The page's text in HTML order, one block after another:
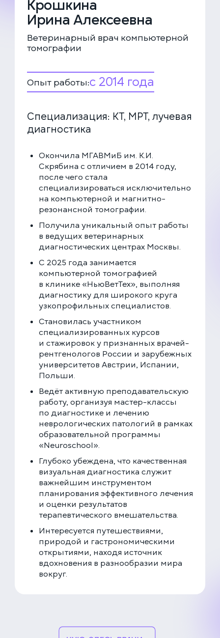
Крошкина
Ирина Алексеевна
Ветеринарный врач компьютерной
томографии
Опыт работы:с 2014 года
Специализация: КТ, МРТ, лучевая
диагностика
Окончила МГАВМиБ им. К.И.
Скрябина с отличием в 2014 году,
после чего стала
специализироваться исключительно
на компьютерной и магнитно-
резонансной томографии.
Получила уникальный опыт работы
в ведущих ветеринарных
диагностических центрах Москвы.
С 2025 года занимается
компьютерной томографией
в клинике «НьюВетТех», выполняя
диагностику для широкого круга
узкопрофильных специалистов.
Становилась участником
специализированных курсов
и стажировок у признанных врачей-
рентгенологов России и зарубежных
университетов Австрии, Испании,
Польши.
Ведёт активную преподавательскую
работу, организуя мастер-классы
по диагностике и лечению
неврологических патологий в рамках
образовательной программы
«Neuroschool».
Глубоко убеждена, что качественная
визуальная диагностика служит
важнейшим инструментом
планирования эффективного лечения
и оценки результатов
терапевтического вмешательства.
Интересуется путешествиями,
природой и гастрономическими
открытиями, находя источник
вдохновения в разнообразии мира
вокруг.
+7 (499) 288-80-36
Закажите звонок, и мы перезвоним вам в течение
15 минут
и обработки данных
ЗАПИСАТЬСЯ НА ПРИЁМ
Многопрофильная клиника на Большой
Серпуховской
Москва, ул. Большая Серпуховская, 62к2
+7 (499) 288-80-36
Круглосуточно
Скоро открытие!
Многопрофильная клиника на Введенского
Москва, ул. Введенского, 24Б
+7 (499) 288-80-36
Клиника на Карамышевской набережной
Москва, Карамышевская наб., 2А
+7 (499) 288-80-36